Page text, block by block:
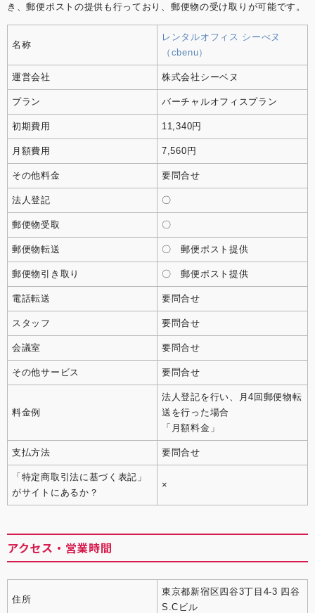
き、郵便ポストの提供も行っており、郵便物の受け取りが可能です。
名称
レンタルオフィス シーべヌ
（cbenu）
運営会社 株式会社シーベヌ
プラン バーチャルオフィスプラン
初期費用 11,340円
月額費用 7,560円
その他料金 要問合せ
法人登記 〇
郵便物受取 〇
郵便物転送 〇 郵便ポスト提供
郵便物引き取り 〇 郵便ポスト提供
電話転送 要問合せ
スタッフ 要問合せ
会議室 要問合せ
その他サービス 要問合せ
料金例
法人登記を行い、月4回郵便物転
送を行った場合
「月額料金」
支払方法 要問合せ
「特定商取引法に基づく表記」
がサイトにあるか？
×
アクセス・営業時間
住所
東京都新宿区四谷3丁目4-3 四谷
S.Cビル